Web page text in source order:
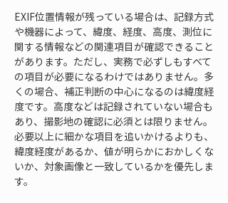
EXIF位置情報が残っている場合は、記録方式
や機器によって、緯度、経度、高度、測位に
関する情報などの関連項目が確認できること
があります。ただし、実務で必ずしもすべて
の項目が必要になるわけではありません。多
くの場合、補正判断の中心になるのは緯度経
度です。高度などは記録されていない場合も
あり、撮影地の確認に必須とは限りません。
必要以上に細かな項目を追いかけるよりも、
緯度経度があるか、値が明らかにおかしくな
いか、対象画像と一致しているかを優先しま
す。